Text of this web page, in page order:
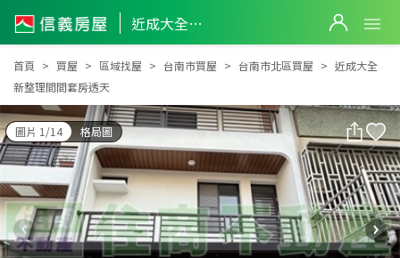
近成大全新整理間間套房透天
近成大全新整理間間套房透天
首頁 買屋 區域找屋 台南市買屋 台南市北區買屋
近成大全
新整理間間套房透天
圖片 1/14 格局圖